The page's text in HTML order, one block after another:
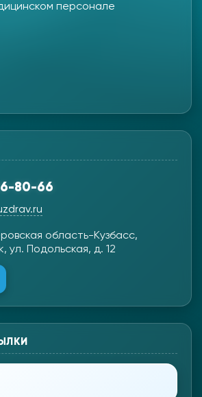
персонале
80-66
область-Кузбасс,
ул. Подольская, д. 12